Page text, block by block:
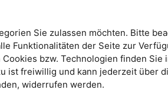
der Experimente an größeren Kolloiden
Sie zulassen möchten. Bitte
Funktionalitäten der Seite zur
bzw. Technologien finden Sie
ist freiwillig und kann jederzeit über
widerrufen werden.